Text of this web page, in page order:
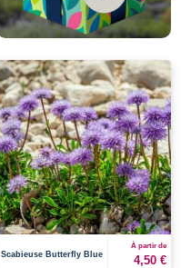
Scabieuse Butterfly Blue
À partir de
4,50 €